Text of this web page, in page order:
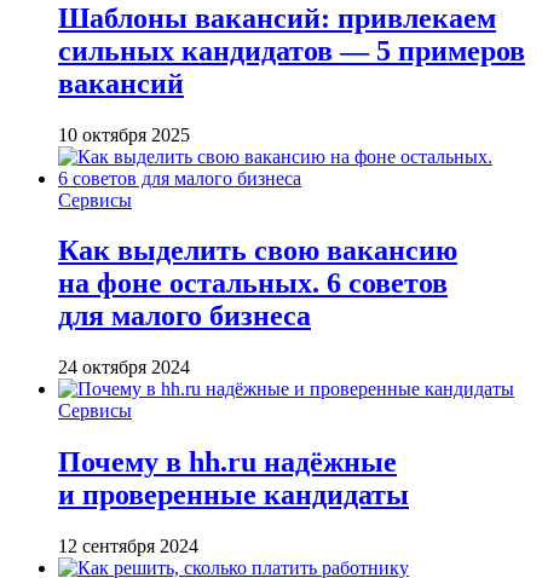
Шаблоны вакансий: привлекаем
сильных кандидатов — 5 примеров
вакансий
10 октября 2025
Сервисы
Как выделить свою вакансию
на фоне остальных. 6 советов
для малого бизнеса
24 октября 2024
Сервисы
Почему в hh.ru надёжные
и проверенные кандидаты
12 сентября 2024